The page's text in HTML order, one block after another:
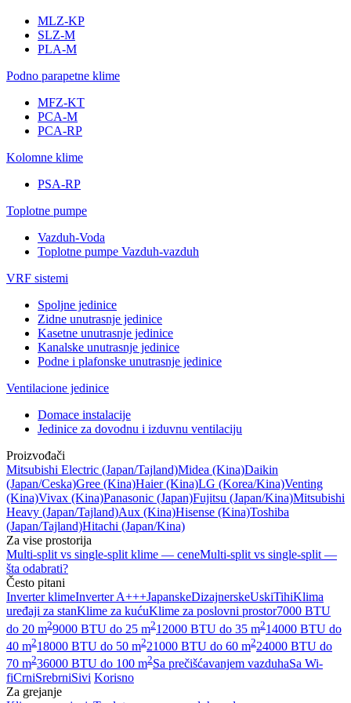
MLZ-KP
SLZ-M
PLA-M
Podno parapetne klime
MFZ-KT
PCA-M
PCA-RP
Kolomne klime
PSA-RP
Toplotne pumpe
Vazduh-Voda
Toplotne pumpe Vazduh-vazduh
VRF sistemi
Spoljne jedinice
Zidne unutrasnje jedinice
Kasetne unutrasnje jedinice
Kanalske unutrasnje jedinice
Podne i plafonske unutrasnje jedinice
Ventilacione jedinice
Domace instalacije
Jedinice za dovodnu i izduvnu ventilaciju
Proizvođači
Mitsubishi Electric (Japan/Tajland)Midea (Kina)Daikin
(Japan/Ceska)Gree (Kina)Haier (Kina)LG (Korea/Kina)Venting
(Kina)Vivax (Kina)Panasonic (Japan)Fujitsu (Japan/Kina)Mitsubishi
Heavy (Japan/Tajland)Aux (Kina)Hisense (Kina)Toshiba
(Japan/Tajland)Hitachi (Japan/Kina)
Za vise prostorija
Multi-split vs single-split klime — ceneMulti-split vs single-split —
šta odabrati?
Često pitani
Inverter klimeInverter A+++JapanskeDizajnerskeUskiTihiKlima
uređaji za stanKlime za kućuKlime za poslovni prostor7000 BTU
do 20 m29000 BTU do 25 m212000 BTU do 35 m214000 BTU do
40 m218000 BTU do 50 m221000 BTU do 60 m224000 BTU do
70 m236000 BTU do 100 m2Sa prečišćavanjem vazduhaSa Wi-
fiCrniSrebrniSivi Korisno
Za grejanje